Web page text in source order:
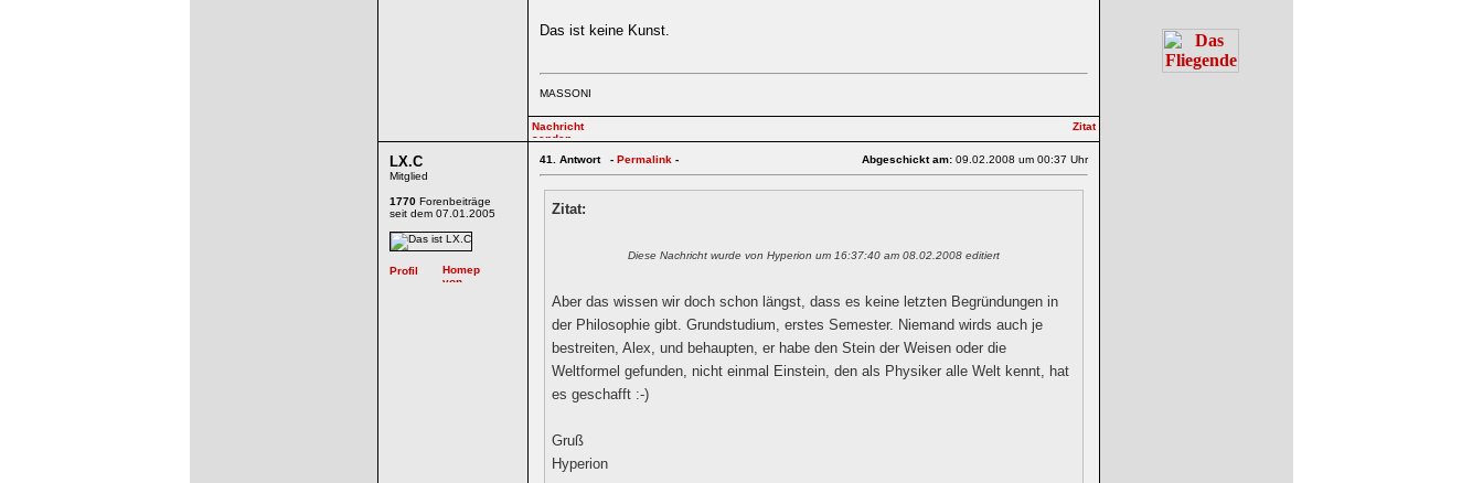
Das ist keine Kunst.
MASSONI
LX.C
Mitglied
1770 Forenbeiträge
seit dem 07.01.2005
41. Antwort - Permalink - Abgeschickt am: 09.02.2008 um 00:37 Uhr
Zitat:
Diese Nachricht wurde von Hyperion um 16:37:40 am 08.02.2008 editiert
Aber das wissen wir doch schon längst, dass es keine letzten Begründungen in
der Philosophie gibt. Grundstudium, erstes Semester. Niemand wirds auch je
bestreiten, Alex, und behaupten, er habe den Stein der Weisen oder die
Weltformel gefunden, nicht einmal Einstein, den als Physiker alle Welt kennt, hat
es geschafft :-)
Gruß
Hyperion